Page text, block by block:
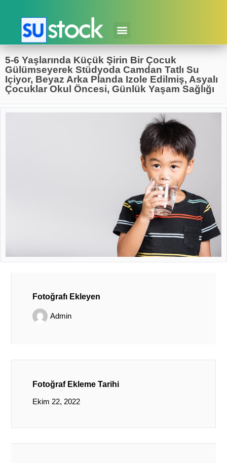
5-6 Yaşlarında Küçük Şirin Bir Çocuk
Gülümseyerek Stüdyoda Camdan Tatlı Su
Içiyor, Beyaz Arka Planda Izole Edilmiş, Asyalı
Çocuklar Okul Öncesi, Günlük Yaşam Sağlığı
Fotoğrafı Ekleyen
Admin
Fotoğraf Ekleme Tarihi
Ekim 22, 2022